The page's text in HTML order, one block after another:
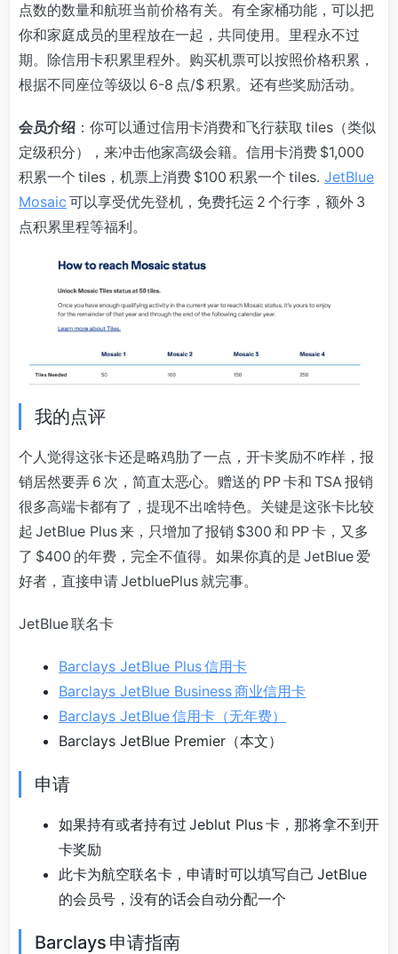
点数的数量和航班当前价格有关。有全家桶功能，可以把
你和家庭成员的里程放在一起，共同使用。里程永不过
期。除信用卡积累里程外。购买机票可以按照价格积累，
根据不同座位等级以 6-8 点/$ 积累。还有些奖励活动。
会员介绍 ：你可以通过信用卡消费和飞行获取 tiles（类似
定级积分），来冲击他家高级会籍。信用卡消费 $1,000
积累一个 tiles，机票上消费 $100 积累一个 tiles. JetBlue
Mosaic 可以享受优先登机，免费托运 2 个行李，额外 3
点积累里程等福利。
我的点评
个人觉得这张卡还是略鸡肋了一点，开卡奖励不咋样，报
销居然要弄 6 次，简直太恶心。赠送的 PP 卡和 TSA 报销
很多高端卡都有了，提现不出啥特色。关键是这张卡比较
起 JetBlue Plus 来，只增加了报销 $300 和 PP 卡，又多
了 $400 的年费，完全不值得。如果你真的是 JetBlue 爱
好者，直接申请 JetbluePlus 就完事。
JetBlue 联名卡
Barclays JetBlue Plus 信用卡
Barclays JetBlue Business 商业信用卡
Barclays JetBlue 信用卡（无年费）
Barclays JetBlue Premier（本文）
申请
如果持有或者持有过 Jeblut Plus 卡，那将拿不到开
卡奖励
此卡为航空联名卡，申请时可以填写自己 JetBlue
的会员号，没有的话会自动分配一个
Barclays 申请指南